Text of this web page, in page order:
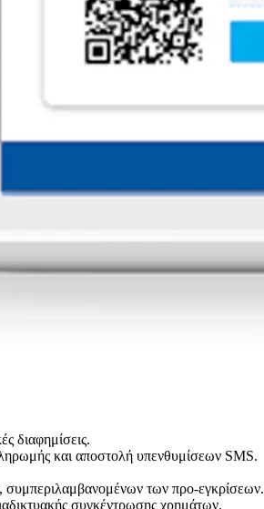
διαφημίσεις.
και αποστολή υπενθυμίσεων SMS.
των προ-εγκρίσεων.
συγκέντρωσης χρημάτων.